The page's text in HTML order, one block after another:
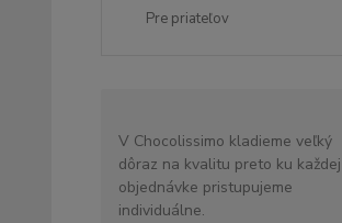
Pre priateľov
V Chocolissimo kladieme veľký
dôraz na kvalitu preto ku každej
objednávke pristupujeme
individuálne.